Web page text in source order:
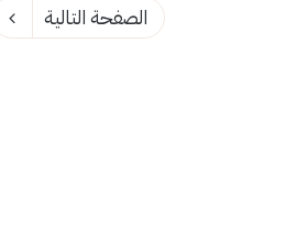
الصفحة التالية